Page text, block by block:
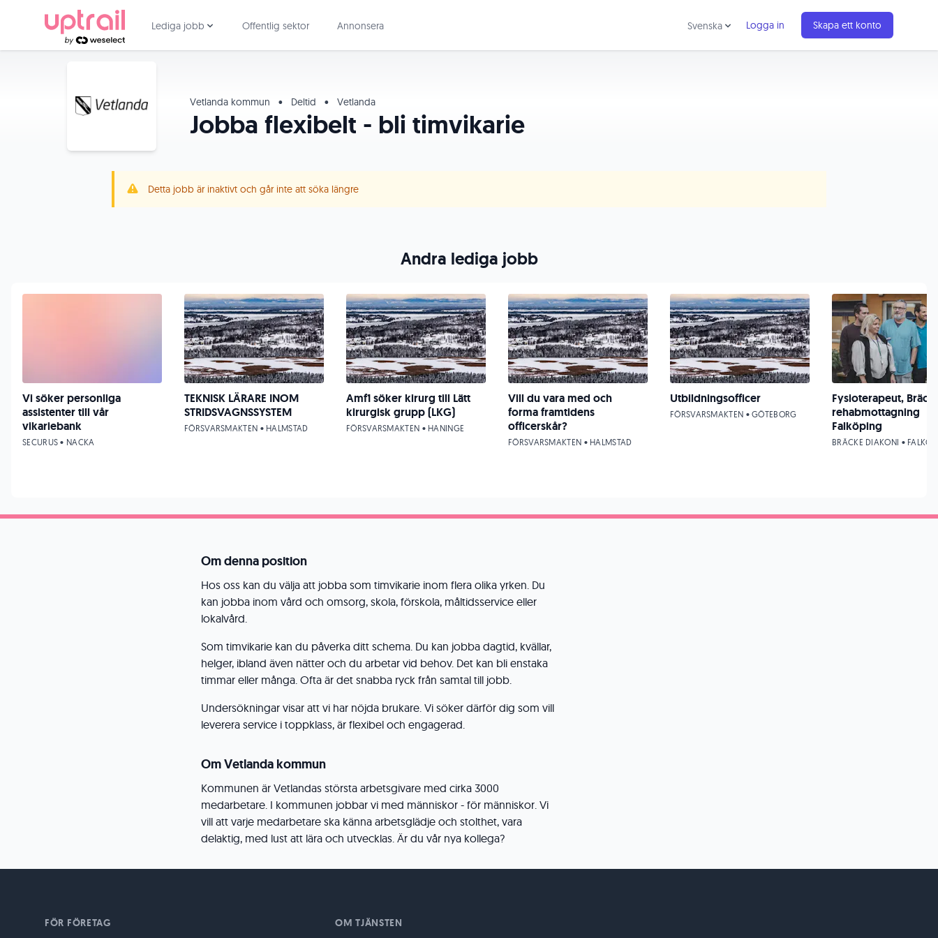
Lediga jobb Offentlig sektor Annonsera Svenska Logga in Skapa ett konto
Vetlanda kommun • Deltid • Vetlanda
Jobba flexibelt - bli timvikarie
Detta jobb är inaktivt och går inte att söka längre
Om denna position
Hos oss kan du välja att jobba som timvikarie inom flera olika yrken. Du
kan jobba inom vård och omsorg, skola, förskola, måltidsservice eller
lokalvård.
Som timvikarie kan du påverka ditt schema. Du kan jobba dagtid, kvällar,
helger, ibland även nätter och du arbetar vid behov. Det kan bli enstaka
timmar eller många. Ofta är det snabba ryck från samtal till jobb.
Undersökningar visar att vi har nöjda brukare. Vi söker därför dig som vill
leverera service i toppklass, är flexibel och engagerad.
Om Vetlanda kommun
Kommunen är Vetlandas största arbetsgivare med cirka 3000
medarbetare. I kommunen jobbar vi med människor - för människor. Vi
vill att varje medarbetare ska känna arbetsglädje och stolthet, vara
delaktig, med lust att lära och utvecklas. Är du vår nya kollega?
Andra lediga jobb
Vi söker personliga
assistenter till vår
vikariebank
SECURUS • NACKA
TEKNISK LÄRARE INOM
STRIDSVAGNSSYSTEM
FÖRSVARSMAKTEN • HALMSTAD
Amf1 söker kirurg till Lätt
kirurgisk grupp (LKG)
FÖRSVARSMAKTEN • HANINGE
Vill du vara med och
forma framtidens
officerskår?
FÖRSVARSMAKTEN • HALMSTAD
Utbildningsofficer
FÖRSVARSMAKTEN • GÖTEBORG
Fysioterapeut,
rehabmottagning
Falköping
BRÄCKE DIAKONI •
FÖR FÖRETAG OM TJÄNSTEN